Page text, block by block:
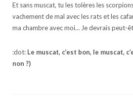
Et sans muscat, tu les tolères les
vachement de mal avec les rats et les
ma chambre avec moi… Je devrais peut-
:dot: Le muscat, c’est bon, le muscat,
non ?)